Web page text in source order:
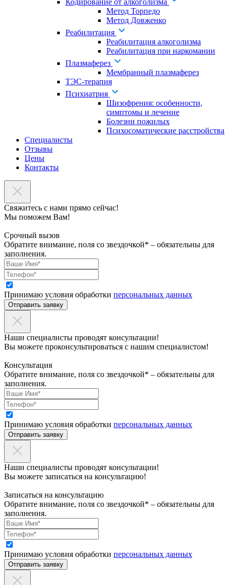
Кодирование от алкоголизма
Метод Торпедо
Метод Довженко
Реабилитация
Реабилитация алкоголизма
Реабилитация при наркомании
Плазмаферез
Мембранный плазмаферез
ТЭС-терапия
Психиатрия
Шизофрения: особенности,
симптомы и лечение
Болезни пожилых
Психосоматические расстройства
Специалисты
Отзывы
Цены
Контакты
Свяжитесь с нами прямо сейчас!
Мы поможем Вам!
Срочный вызов
Обратите внимание, поля со звездочкой* – обязательны для
заполнения.
Принимаю условия обработки персональных данных
Отправить заявку
Наши специалисты проводят консультации!
Вы можете проконсультироваться с нашим специалистом!
Консультация
Обратите внимание, поля со звездочкой* – обязательны для
заполнения.
Принимаю условия обработки персональных данных
Отправить заявку
Наши специалисты проводят консультации!
Вы можете записаться на консультацию!
Записаться на консультацию
Обратите внимание, поля со звездочкой* – обязательны для
заполнения.
Принимаю условия обработки персональных данных
Отправить заявку